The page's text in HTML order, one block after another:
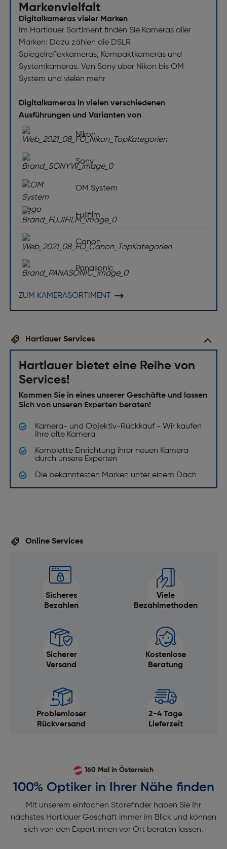
Markenvielfalt
Digitalkameras vieler Marken
Im Hartlauer Sortiment finden Sie Kameras aller
Marken: Dazu zählen die DSLR
Spiegelreflexkameras, Kompaktkameras und
Systemkameras. Von Sony über Nikon bis OM
System und vielen mehr
Digitalkameras in vielen verschiedenen
Ausführungen und Varianten von
Nikon
Sony
OM System
Fujifilm
Canon
Panasonic
ZUM KAMERASORTIMENT
Hartlauer Services
Hartlauer bietet eine Reihe von
Services!
Kommen Sie in eines unserer Geschäfte und lassen
Sich von unseren Experten beraten!
Kamera- und Objektiv-Rückkauf - Wir kaufen
Ihre alte Kamera
Komplette Einrichtung ihrer neuen Kamera
durch unsere Experten
Die bekanntesten Marken unter einem Dach
Online Services
Sicheres
Bezahlen
Viele
Bezahlmethoden
Sicherer
Versand
Kostenlose
Beratung
Problemloser
Rückversand
2-4 Tage
Lieferzeit
160 Mal in Österreich
100% Optiker in Ihrer Nähe finden
Mit unserem einfachen Storefinder haben Sie Ihr
nächstes Hartlauer Geschäft immer im Blick und können
sich von den Expert:innen vor Ort beraten lassen.